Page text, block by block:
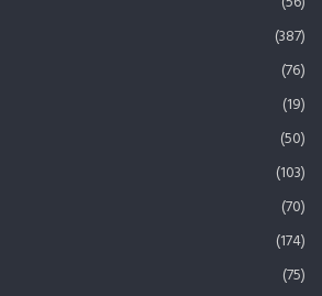
(387)
(76)
(19)
(50)
(103)
(70)
(174)
(75)